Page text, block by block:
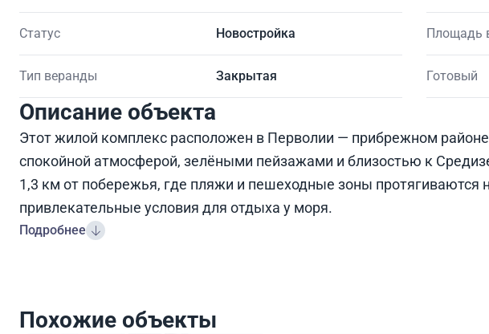
Статус Новостройка
Тип веранды Закрытая
Площадь
Готовый
Описание объекта
Этот жилой комплекс расположен в Перволии — прибрежном
спокойной атмосферой, зелёными пейзажами и близостью к
1,3 км от побережья, где пляжи и пешеходные зоны протягиваются
привлекательные условия для отдыха у моря.
Подробнее
Похожие объекты